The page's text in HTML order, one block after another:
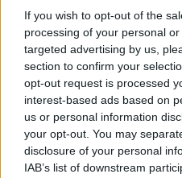
If you wish to opt-out of the
processing of your personal
targeted advertising by us,
section to confirm your
opt-out request is processed
interest-based ads based on
us or personal information
your opt-out. You may
disclosure of your personal
IAB’s list of downstream
však investice do nových obalů
přepravu snížit. Evropský
Nový projekt, na kterém
chránit stáda před útoky
29.7.2026 01:32 ( ČTK)
Diskuse: 27